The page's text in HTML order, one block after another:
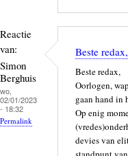
Reactie
van:
Simon
Berghuis
wo,
02/01/2023
- 18:32
Permalink
Beste
Beste redax,
Oorlogen,
gaan hand in
Op enig
devies van